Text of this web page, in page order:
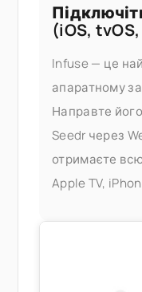
(iOS,
Infuse — це
апаратному
Направте
Seedr через
отримаєте
Apple TV,